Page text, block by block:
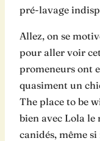
pré-lavage
Allez, on se
pour aller voir
promeneurs ont
quasiment un
The place to be
bien avec Lola le
canidés, même